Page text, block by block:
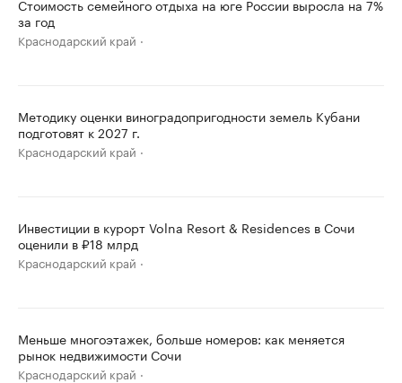
Стоимость семейного отдыха на юге России выросла на 7%
за год
Краснодарский край
Методику оценки виноградопригодности земель Кубани
подготовят к 2027 г.
Краснодарский край
Инвестиции в курорт Volna Resort & Residences в Сочи
оценили в ₽18 млрд
Краснодарский край
Меньше многоэтажек, больше номеров: как меняется
рынок недвижимости Сочи
Краснодарский край